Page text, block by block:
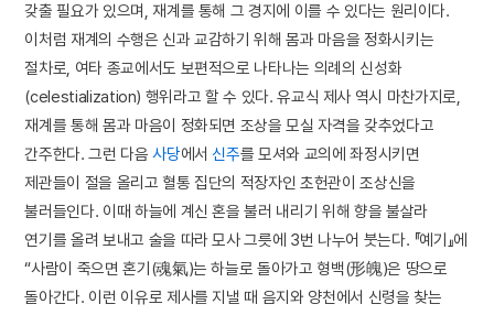
갖출 필요가 있으며, 재계를 통해 그 경지에 이를 수 있다는 원리이다.
이처럼 재계의 수행은 신과 교감하기 위해 몸과 마음을 정화시키는
절차로, 여타 종교에서도 보편적으로 나타나는 의례의 신성화
(celestialization) 행위라고 할 수 있다. 유교식 제사 역시 마찬가지로,
재계를 통해 몸과 마음이 정화되면 조상을 모실 자격을 갖추었다고
간주한다. 그런 다음사당에서 신주를 모셔와 교의에 좌정시키면
제관들이 절을 올리고 혈통 집단의 적장자인 초헌관이 조상신을
불러들인다. 이때 하늘에 계신 혼을 불러 내리기 위해 향을 불살라
연기를 올려 보내고 술을 따라 모사 그릇에 3번 나누어 붓는다. 『예기』에
“사람이 죽으면 혼기(魂氣)는 하늘로 돌아가고 형백(形魄)은 땅으로
돌아간다. 이런 이유로 제사를 지낼 때 음지와 양천에서 신령을 찾는